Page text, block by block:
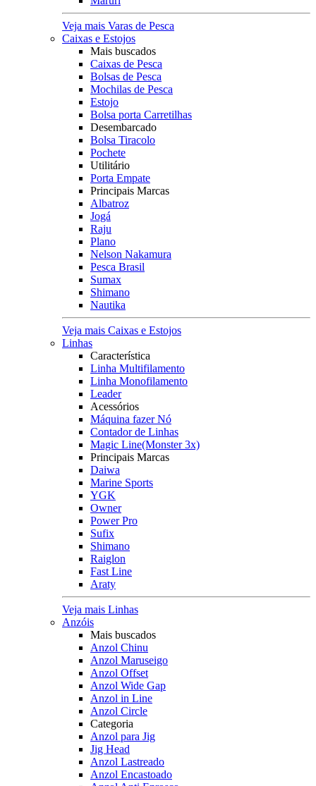
Veja mais Varas de Pesca
Caixas e Estojos
Mais buscados
Caixas de Pesca
Bolsas de Pesca
Mochilas de Pesca
Estojo
Bolsa porta Carretilhas
Desembarcado
Bolsa Tiracolo
Pochete
Utilitário
Porta Empate
Principais Marcas
Albatroz
Jogá
Raju
Plano
Nelson Nakamura
Pesca Brasil
Sumax
Shimano
Nautika
Veja mais Caixas e Estojos
Linhas
Característica
Linha Multifilamento
Linha Monofilamento
Leader
Acessórios
Máquina fazer Nó
Contador de Linhas
Magic Line(Monster 3x)
Principais Marcas
Daiwa
Marine Sports
YGK
Owner
Power Pro
Sufix
Shimano
Raiglon
Fast Line
Araty
Veja mais Linhas
Anzóis
Mais buscados
Anzol Chinu
Anzol Maruseigo
Anzol Offset
Anzol Wide Gap
Anzol in Line
Anzol Circle
Categoria
Anzol para Jig
Jig Head
Anzol Lastreado
Anzol Encastoado